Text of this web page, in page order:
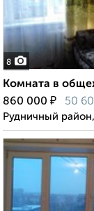
8
Комната в
860 000 ₽ 50
Рудничный